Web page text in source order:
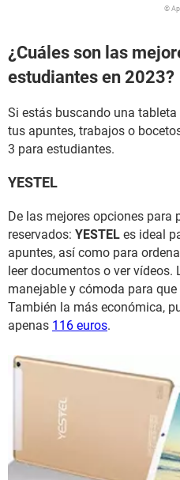
©
¿Cuáles son las
estudiantes en 2023?
Si estás buscando una
tus apuntes, trabajos o
3 para estudiantes.
YESTEL
De las mejores opciones
reservados: YESTEL es ideal
apuntes, así como para
leer documentos o ver
manejable y cómoda para
También la más económica,
apenas 116 euros.